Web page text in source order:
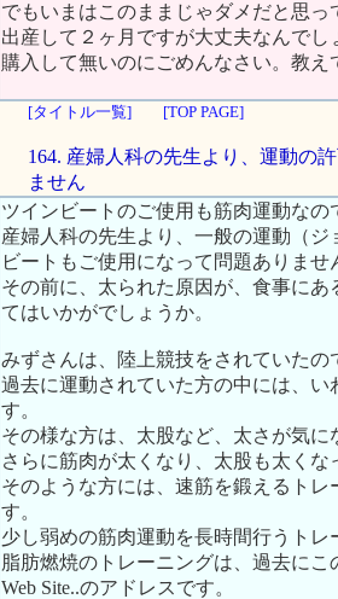
でもいまはこのままじゃダメだと思っ
出産して２ヶ月ですが大丈夫なんでし
購入して無いのにごめんなさい。教え
[タイトル一覧] [TOP PAGE]
164. 産婦人科の先生より、運動の
ません
ツインビートのご使用も筋肉運動なの
産婦人科の先生より、一般の運動（
ビートもご使用になって問題ありませ
その前に、太られた原因が、食事に
てはいかがでしょうか。
みずさんは、陸上競技をされていたの
過去に運動されていた方の中には、
す。
その様な方は、太股など、太さが気に
さらに筋肉が太くなり、太股も太くな
そのような方には、速筋を鍛えるト
す。
少し弱めの筋肉運動を長時間行うトレ
脂肪燃焼のトレーニングは、過去に
Web Site..のアドレスです。